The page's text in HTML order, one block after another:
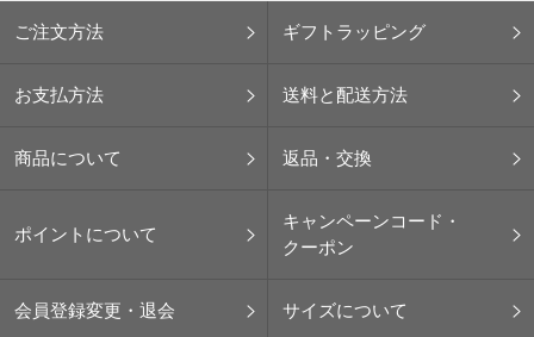
ご注文方法 ギフトラッピング
お支払方法 送料と配送方法
商品について 返品・交換
ポイントについて
キャンペーンコード・
クーポン
会員登録変更・退会 サイズについて